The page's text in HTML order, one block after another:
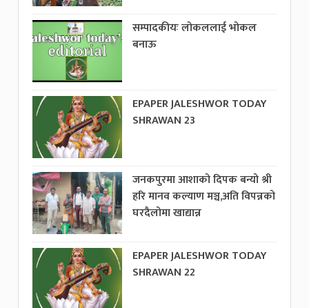
सम्पादकीयः लोकललाई भोकल
बनाऊ
EPAPER JALESHWOR TODAY
SHRAWAN 23
जनकपुरमा आशाको दिपक बन्यो श्री
हरि मानव कल्याण मञ्च,अति विपन्नको
घरदैलोमा खाद्यान्न
EPAPER JALESHWOR TODAY
SHRAWAN 22